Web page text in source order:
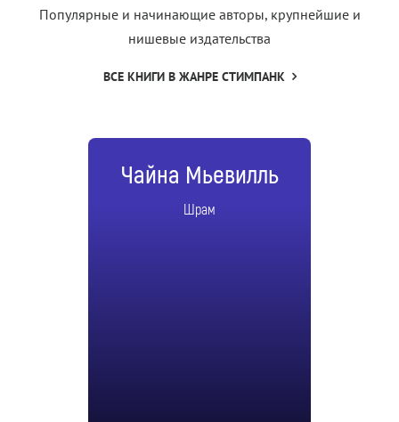
Популярные и начинающие авторы, крупнейшие и
нишевые издательства
ВСЕ КНИГИ В ЖАНРЕ СТИМПАНК
Чайна Мьевилль
Шрам